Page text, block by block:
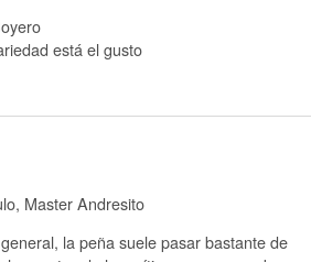
está el gusto
Master Andresito
la peña suele pasar bastante de